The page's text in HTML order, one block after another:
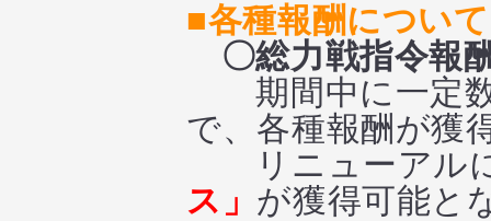
■各種報酬について
〇総力戦指令報
期間中に一定数
で、各種報酬が獲
リニューアル
ス」 が獲得可能と